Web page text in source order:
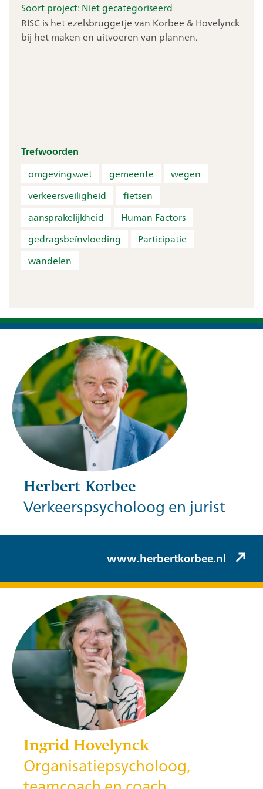
Soort project:Niet gecategoriseerd
RISC is het ezelsbruggetje van Korbee & Hovelynck
bij het maken en uitvoeren van plannen.
Trefwoorden
omgevingswet
gemeente
wegen
verkeersveiligheid
fietsen
aansprakelijkheid
Human Factors
gedragsbeïnvloeding
Participatie
wandelen
Herbert Korbee (Korbee & Hovelynck)
Herbert Korbee
Verkeerspsycholoog en jurist
www.herbertkorbee.nl
Ingrid Hovelynck
Organisatiepsycholoog,